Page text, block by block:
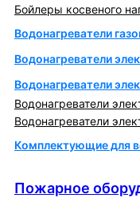
Бойлеры косвеного
Водонагреватели
Водонагреватели
Водонагреватели
Водонагреватели
Водонагреватели
Комплектующие для
Пожарное